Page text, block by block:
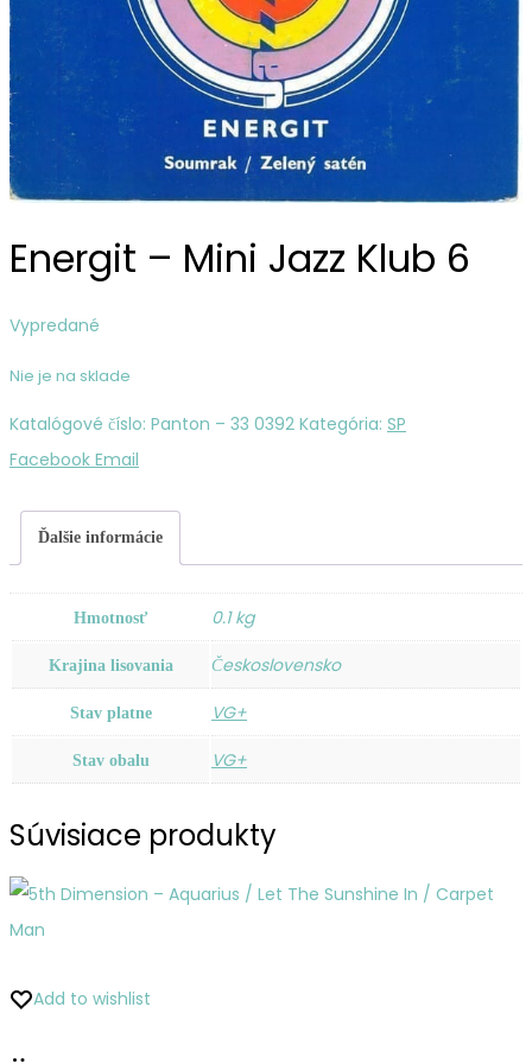
Od
Záhora
/
Hněvala
Sa
Máti
Energit – Mini Jazz Klub 6
Vypredané
Nie je na sklade
Katalógové číslo: Panton ‎– 33 0392 Kategória: SP
Zdieľať
Facebook Email
Ďalšie informácie
Hmotnosť 0.1 kg
Krajina lisovania Československo
Stav platne VG+
Stav obalu VG+
Súvisiace produkty
Add to wishlist